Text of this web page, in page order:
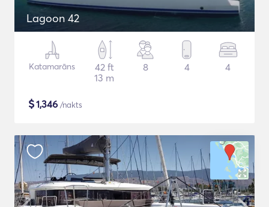
Lagoon 42
Katamarāns
42 ft
13 m
8 4 4
$1,346 /nakts